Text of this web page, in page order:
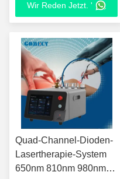
und Schönheitskliniken
Wir Reden Jetzt. '
Quad-Channel-Dioden-
Lasertherapie-System
650nm 810nm 980nm